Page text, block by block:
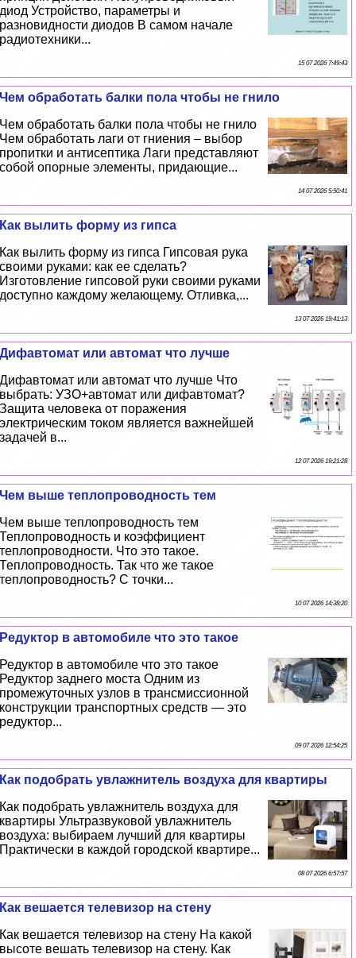
диод Устройство, параметры и
разновидности диодов В самом начале
радиотехники...
15 07 2026 7:49:43
Чем обработать балки пола чтобы не гнило
Чем обработать балки пола чтобы не гнило
Чем обработать лаги от гниения – выбор
пропитки и антисептика Лаги представляют
собой опopные элементы, придающие...
14 07 2026 5:50:41
Как вылить форму из гипса
Как вылить форму из гипса Гипсовая рука
своими руками: как ее сделать?
Изготовление гипсовой руки своими руками
доступно каждому желающему. Отливка,...
13 07 2026 19:41:13
Дифавтомат или автомат что лучше
Дифавтомат или автомат что лучше Что
выбрать: УЗО+автомат или дифавтомат?
Защита человека от поражения
электрическим током является важнейшей
задачей в...
12 07 2026 19:21:28
Чем выше теплопроводность тем
Чем выше теплопроводность тем
Теплопроводность и коэффициент
теплопроводности. Что это такое.
Теплопроводность. Так что же такое
теплопроводность? С точки...
10 07 2026 14:38:20
Редуктор в автомобиле что это такое
Редуктор в автомобиле что это такое
Редуктор заднего моста Одним из
промежуточных узлов в трaнcмиссионной
конструкции трaнcпортных средств — это
редуктор...
09 07 2026 12:54:25
Как подобрать увлажнитель воздуха для квартиры
Как подобрать увлажнитель воздуха для
квартиры Ультразвуковой увлажнитель
воздуха: выбираем лучший для квартиры
Пpaктически в каждой городской квартире...
08 07 2026 6:57:57
Как вешается телевизор на стену
Как вешается телевизор на стену На какой
высоте вешать телевизор на стену. Как